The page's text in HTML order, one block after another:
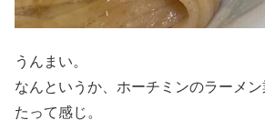
うんまい。
なんというか、ホーチミンのラーメ
たって感じ。